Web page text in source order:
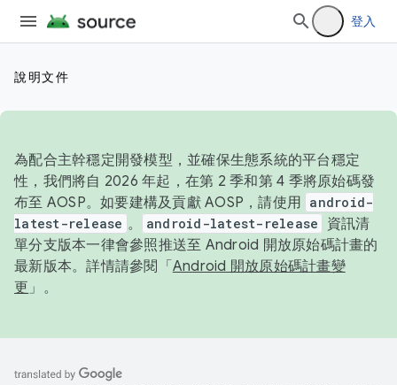
登入
說明文件
為配合主幹穩定開發模型，並確保生態系統的平台穩定
性，我們將自 2026 年起，在第 2 季和第 4 季將原始碼發
布至 AOSP。如要建構及貢獻 AOSP，請使用 android-
latest-release 。 android-latest-release
資訊清
單分支版本一律會參照推送至 Android 開放原始碼計畫的
最新版本。詳情請參閱「 Android 開放原始碼計畫變
更 」。